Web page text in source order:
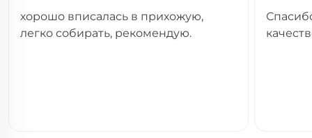
хорошо вписалась в прихожую,
легко собирать, рекомендую.